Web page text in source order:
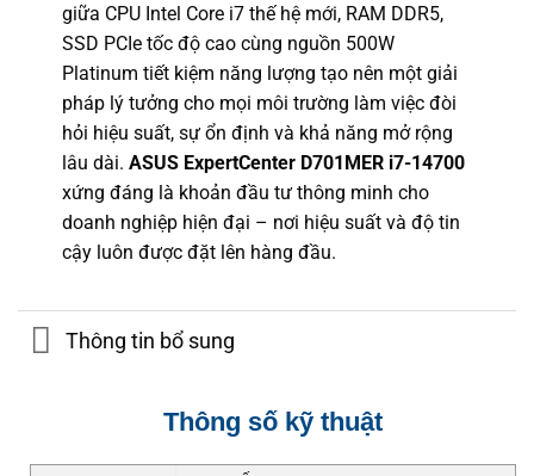
giữa CPU Intel Core i7 thế hệ mới, RAM DDR5,
SSD PCIe tốc độ cao cùng nguồn 500W
Platinum tiết kiệm năng lượng tạo nên một giải
pháp lý tưởng cho mọi môi trường làm việc đòi
hỏi hiệu suất, sự ổn định và khả năng mở rộng
lâu dài. ASUS ExpertCenter D701MER i7-14700
xứng đáng là khoản đầu tư thông minh cho
doanh nghiệp hiện đại – nơi hiệu suất và độ tin
cậy luôn được đặt lên hàng đầu.
Thông tin bổ sung
Thông số kỹ thuật